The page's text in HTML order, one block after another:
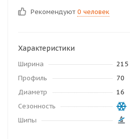
Рекомендуют 0 человек
Характеристики
Ширина
215
Профиль
70
Диаметр
16
Сезонность
Шипы